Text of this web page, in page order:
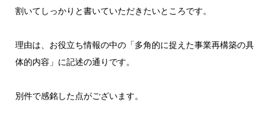
割いてしっかりと書いていただきたいところです。
理由は、お役立ち情報の中の「多角的に捉えた事業再構築の具
体的内容」に記述の通りです。
別件で感銘した点がございます。